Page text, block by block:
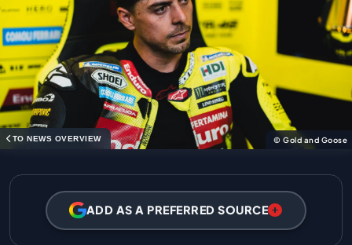
TO NEWS OVERVIEW © Gold and Goose
ADD AS A PREFERRED SOURCE